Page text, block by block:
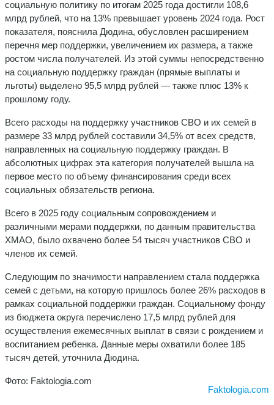
социальную политику по итогам 2025 года достигли 108,6
млрд рублей, что на 13% превышает уровень 2024 года. Рост
показателя, пояснила Дюдина, обусловлен расширением
перечня мер поддержки, увеличением их размера, а также
ростом числа получателей. Из этой суммы непосредственно
на социальную поддержку граждан (прямые выплаты и
льготы) выделено 95,5 млрд рублей — также плюс 13% к
прошлому году.
Всего расходы на поддержку участников СВО и их семей в
размере 33 млрд рублей составили 34,5% от всех средств,
направленных на социальную поддержку граждан. В
абсолютных цифрах эта категория получателей вышла на
первое место по объему финансирования среди всех
социальных обязательств региона.
Всего в 2025 году социальным сопровождением и
различными мерами поддержки, по данным правительства
ХМАО, было охвачено более 54 тысяч участников СВО и
членов их семей.
Следующим по значимости направлением стала поддержка
семей с детьми, на которую пришлось более 26% расходов в
рамках социальной поддержки граждан. Социальному фонду
из бюджета округа перечислено 17,5 млрд рублей для
осуществления ежемесячных выплат в связи с рождением и
воспитанием ребенка. Данные меры охватили более 185
тысяч детей, уточнила Дюдина.
Фото: Faktologia.com
Faktologia.com